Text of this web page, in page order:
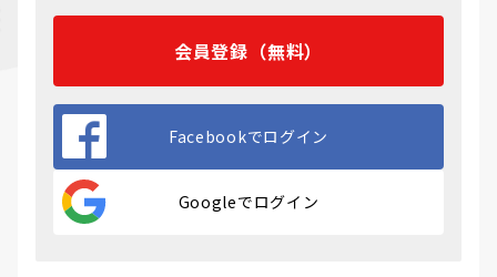
インドネシア
インドネシアの求人を見る
プリセールスSEを目指したいのです
が、エンジニア出身でないと難しいで
すか？営業寄りのバックグラウンドで
も挑戦できますか？
会員登録（無料）
Facebookでログイン
Googleでログイン